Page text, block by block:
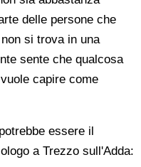
delle persone che
si trova in una
sente che qualcosa
capire come
essere il
a Trezzo sull'Adda: